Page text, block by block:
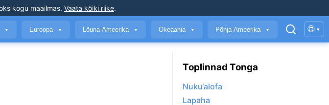
kogu maailmas. Vaata kõiki riike.
▼ Euroopa ▼ Lõuna-Ameerika ▼ Okeaania ▼ Põhja-Ameerika ▼ 🌐 ▾
Toplinnad Tonga
Nuku‘alofa
Lapaha